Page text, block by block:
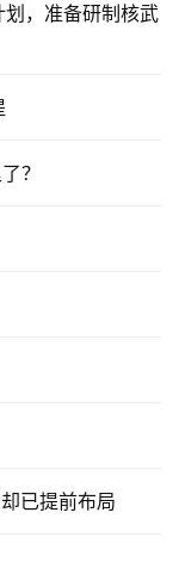
，准备研制核武
？
已提前布局